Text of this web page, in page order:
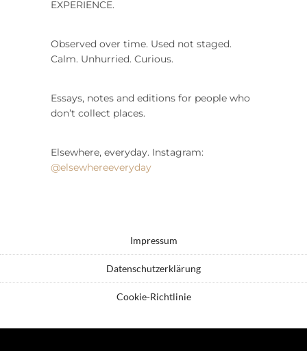
EXPERIENCE.
Observed over time. Used not staged.
Calm. Unhurried. Curious.
Essays, notes and editions for people who
don’t collect places.
Elsewhere, everyday. Instagram:
@elsewhereeveryday
Impressum
Datenschutzerklärung
Cookie-Richtlinie